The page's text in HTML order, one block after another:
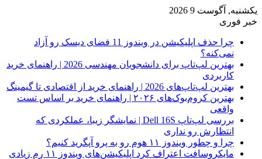
یکشنبه, آگوست 9 2026
خبر فوری
چرا حذف اپلیکیشن در ویندوز 11 فضای دیسک رو آزاد
نمی‌کنه؟
بهترین لپ‌تاپ برای دانشجویان مهندسی 2026 | راهنمای خرید
کاربردی
بهترین لپ‌تاپ‌های 2026 | راهنمای خرید از اقتصادی تا گیمینگ
بهترین کروم‌بوک‌های ۲۰۲۶ | راهنمای خرید بر اساس تست
واقعی
بررسی لپ‌تاپ Dell 16S | نمایشگر زیبا، عملکردی که
انتظارش رو نداری
چرا و چطور ویندوز ۱۱ هوم رو به پرو آپگرید کنیم؟
مایکروسافت اعتراف کرد اپلیکیشن‌های ویندوز ۱۱ رم زیادی